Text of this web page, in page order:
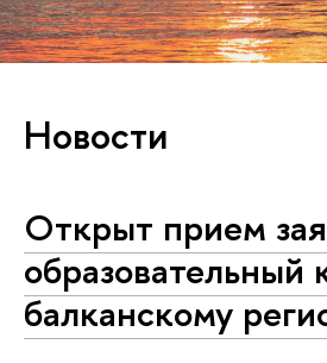
Новости
Открыт прием
образовательный
балканскому